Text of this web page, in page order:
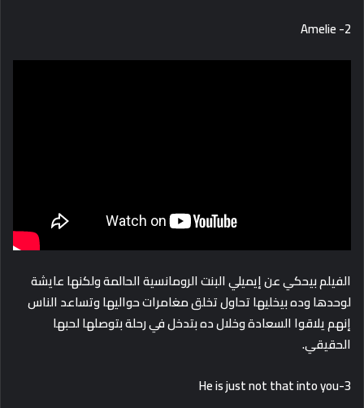
2- Amelie
الفيلم بيحكي عن إيميلي البنت الرومانسية الحالمة ولكنها عايشة
لوحدها وده بيخليها تحاول تخلق مغامرات حواليها وتساعد الناس
إنهم يلاقوا السعادة وخلال ده بتدخل في رحلة بتوصلها لحبها
الحقيقي.
3-He is just not that into you